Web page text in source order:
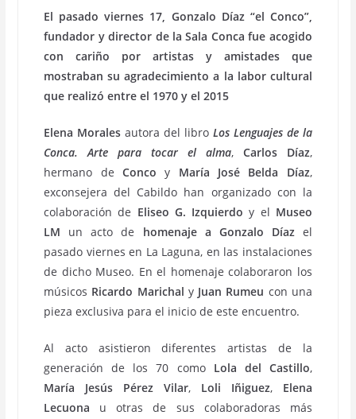
El pasado viernes 17, Gonzalo Díaz “el Conco”,
fundador y director de la Sala Conca fue acogido
con cariño por artistas y amistades que
mostraban su agradecimiento a la labor cultural
que realizó entre el 1970 y el 2015
Elena Morales autora del libro Los Lenguajes de la
Conca. Arte para tocar el alma, Carlos Díaz,
hermano de Conco y María José Belda Díaz,
exconsejera del Cabildo han organizado con la
colaboración de Eliseo G. Izquierdo y el Museo
LM un acto de homenaje a Gonzalo Díazel
pasado viernes en La Laguna, en las instalaciones
de dicho Museo. En el homenaje colaboraron los
músicos Ricardo Marichal y Juan Rumeu con una
pieza exclusiva para el inicio de este encuentro.
Al acto asistieron diferentes artistas de la
generación de los 70 como Lola del Castillo,
María Jesús Pérez Vilar, Loli Iñiguez, Elena
Lecuona u otras de sus colaboradoras más